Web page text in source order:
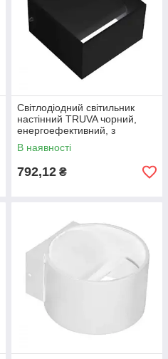
Світлодіодний світильник
настінний TRUVA чорний,
енергоефективний, з
колірною температурою
4200K
В наявності
792,12 ₴